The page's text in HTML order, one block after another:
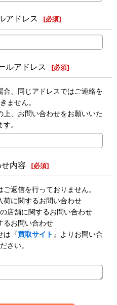
アドレス [必須]
ルアドレス [必須]
合、同じアドレスではご連絡を
ません。
上、お問い合わせをお願いいた
す。
内容 [必須]
返信を行っておりません。
荷に関するお問い合わせ
店舗に関するお問い合わせ
るお問い合わせ
は『買取サイト 』よりお問い合
さい。